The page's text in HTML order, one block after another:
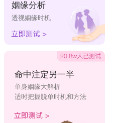
姻缘分析
透视姻缘时机
命中注定另一半
单身姻缘大解析
适时把握脱单时机和方法